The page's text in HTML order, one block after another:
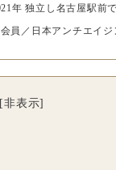
年 独立し名古屋駅前
員／日本アンチエイ
[非表示]